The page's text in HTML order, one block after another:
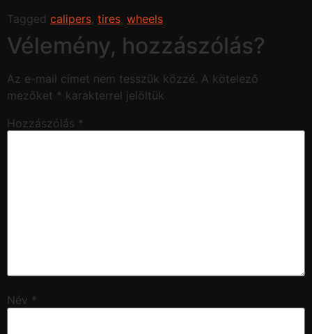
Tagged calipers, tires, wheels
Vélemény, hozzászólás?
Az e-mail címet nem tesszük közzé. A kötelező
mezőket * karakterrel jelöltük
Hozzászólás *
Név *